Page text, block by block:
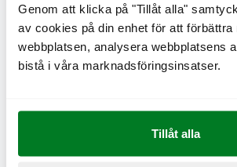
Genom att klicka på "Tillåt alla"
av cookies på din enhet för att förbättra
webbplatsen, analysera webbplatsens
bistå i våra marknadsföringsinsatser.
Tillåt alla
Stor
CO2e 0 kg